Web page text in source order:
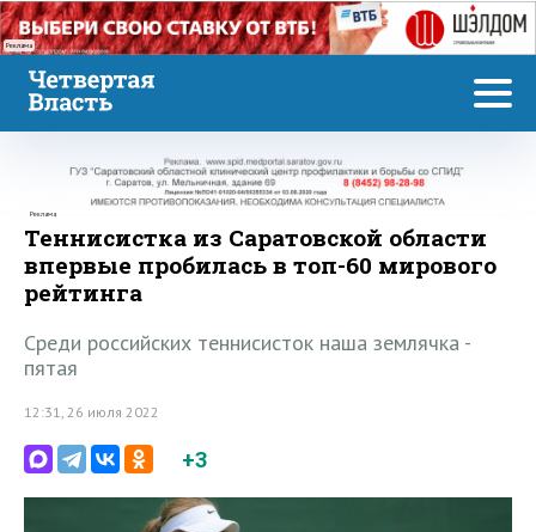
Реклама
Реклама
Теннисистка из Саратовской области
впервые пробилась в топ-60 мирового
рейтинга
Среди российских теннисисток наша землячка -
пятая
12:31, 26 июля 2022
+3